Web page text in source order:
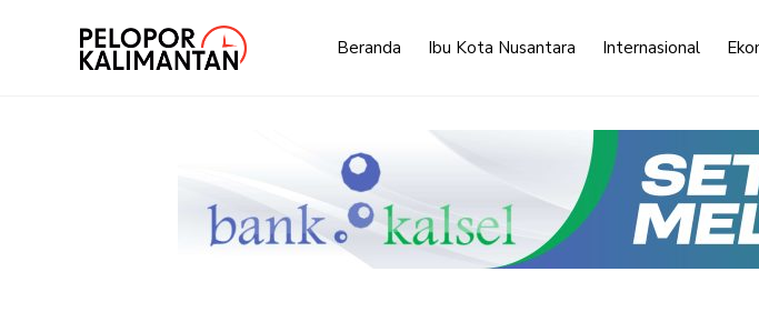
Beranda Ibu Kota Nusantara Internasional